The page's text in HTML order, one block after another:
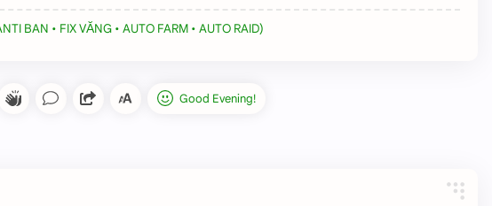
BAN • FIX VĂNG • AUTO FARM • AUTO RAID)